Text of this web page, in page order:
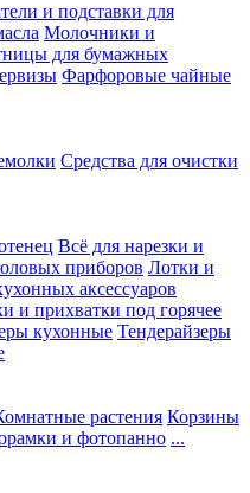
и подставки для
Молочники и
для бумажных
Фарфоровые чайные
Средства для очистки
Всё для нарезки и
приборов Лотки и
аксессуаров
и прихватки под горячее
кухонные Тендерайзеры
растения Корзины
и фотопанно ...